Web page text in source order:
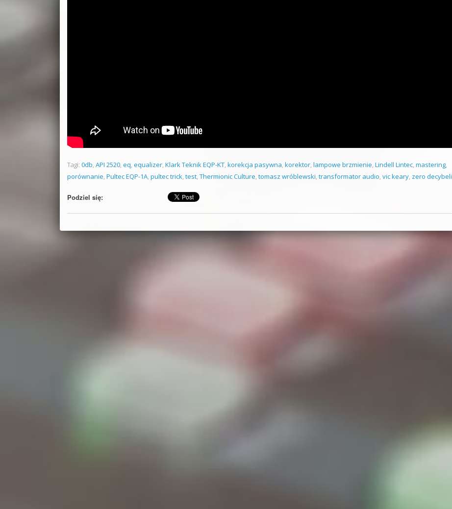
Tagi: 0db, API 2520, eq, equalizer, Klark Teknik EQP-KT, korekcja pasywna, korektor, lampowe brzmienie, Lindell Lintec, mastering,
porównanie, Pultec EQP-1A, pultec trick, test, Thermionic Culture, tomasz wróblewski, transformator audio, vic keary, zero decybeli
Podziel się: